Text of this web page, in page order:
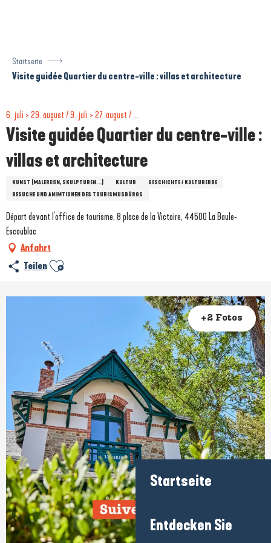
Startseite
Entdecken Sie
Startseite
Visite guidée Quartier du centre-ville : villas et architecture
6. juli > 29. august / 9. juli > 27. august / ...
Visite guidée Quartier du centre-ville :
villas et architecture
KUNST (MALEREIEN, SKULPTUREN...) KULTUR
GESCHICHTE / KULTURERBE
BESUCHE UND ANIMTIONEN DES TOURISMUSBÜROS
Départ devant l'office de tourisme, 8 place de la Victoire, 44500 La Baule-
Escoublac
Anfahrt
Teilen Ajouter aux favoris
+2 Fotos